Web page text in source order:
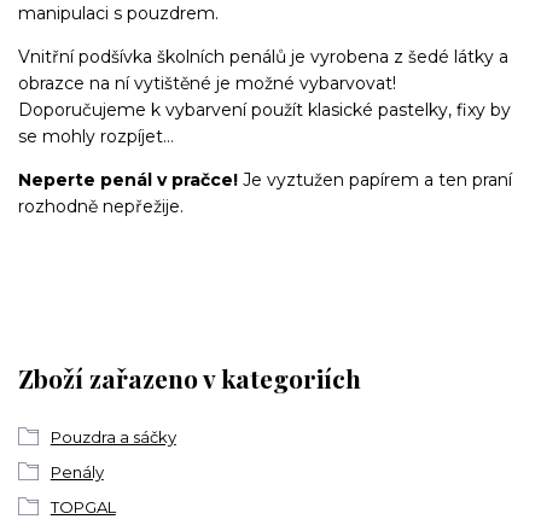
manipulaci s pouzdrem.
Vnitřní podšívka školních penálů je vyrobena z šedé látky a
obrazce na ní vytištěné je možné vybarvovat!
Doporučujeme k vybarvení použít klasické pastelky, fixy by
se mohly rozpíjet…
Neperte penál v pračce! Je vyztužen papírem a ten praní
rozhodně nepřežije.
Zboží zařazeno v kategoriích
Pouzdra a sáčky
Penály
TOPGAL